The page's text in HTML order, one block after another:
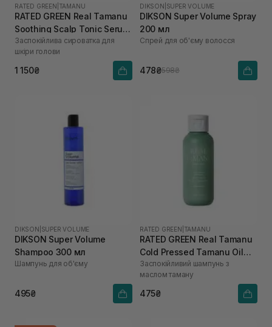
RATED GREEN TAMANU
RATED GREEN Real Tamanu
Soothing Scalp Tonic Serum
100 мл
Заспокійлива сироватка для
шкіри голови
1 150₴
DIKSON SUPER VOLUME
DIKSON Super Volume Spray
200 мл
Спрей для об'єму волосся
478₴598₴
DIKSON SUPER VOLUME
DIKSON Super Volume
Shampoo 300 мл
Шампунь для об'єму
495₴
RATED GREEN TAMANU
RATED GREEN Real Tamanu
Cold Pressed Tamanu Oil
Soothing Scalp Shampoo
100 мл
Заспокійливий шампунь з
маслом таману
475₴